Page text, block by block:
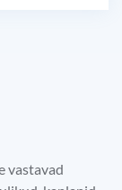
vastavad